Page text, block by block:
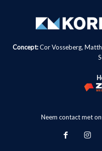
Concept:Cor Vosseberg,
Neem contact met